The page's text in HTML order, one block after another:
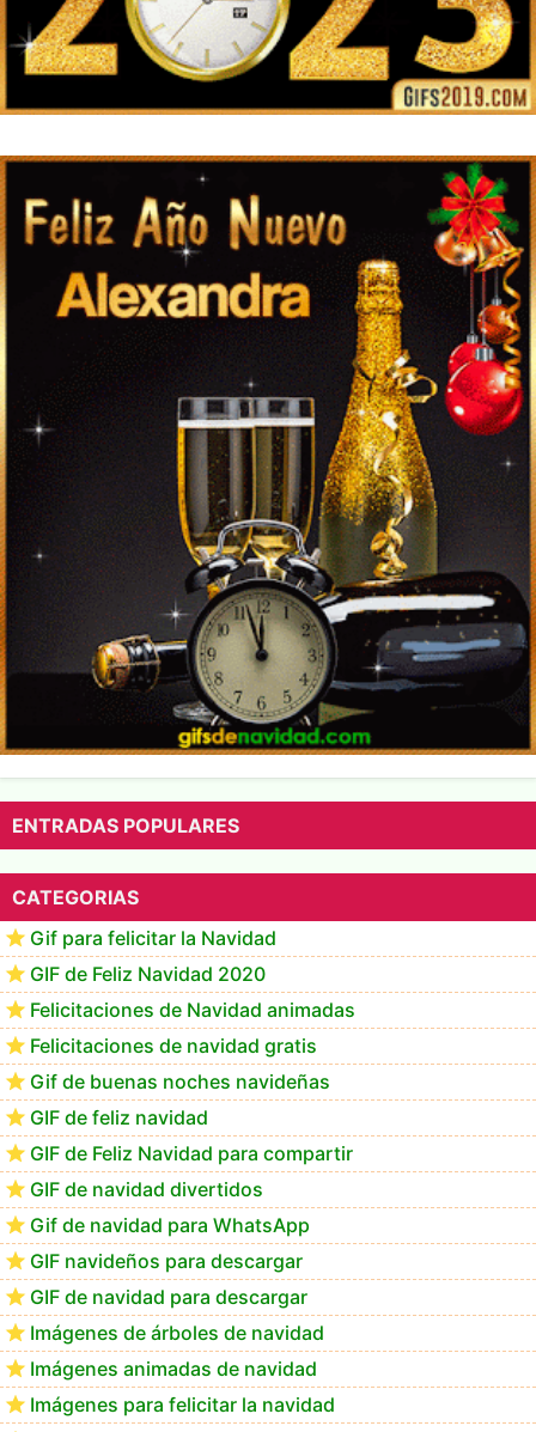
ENTRADAS POPULARES
CATEGORIAS
Gif para felicitar la Navidad
GIF de Feliz Navidad 2020
Felicitaciones de Navidad animadas
Felicitaciones de navidad gratis
Gif de buenas noches navideñas
GIF de feliz navidad
GIF de Feliz Navidad para compartir
GIF de navidad divertidos
Gif de navidad para WhatsApp
GIF navideños para descargar
GIF de navidad para descargar
Imágenes de árboles de navidad
Imágenes animadas de navidad
Imágenes para felicitar la navidad